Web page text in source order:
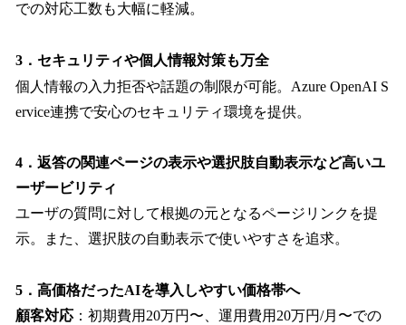
での対応工数も大幅に軽減。
3．セキュリティや個人情報対策も万全
個人情報の入力拒否や話題の制限が可能。Azure OpenAI S
ervice連携で安心のセキュリティ環境を提供。
4．返答の関連ページの表示や選択肢自動表示など高いユ
ーザービリティ
ユーザの質問に対して根拠の元となるページリンクを提
示。また、選択肢の自動表示で使いやすさを追求。
5．高価格だったAIを導入しやすい価格帯へ
顧客対応 ：初期費用20万円〜、運用費用20万円/月〜での